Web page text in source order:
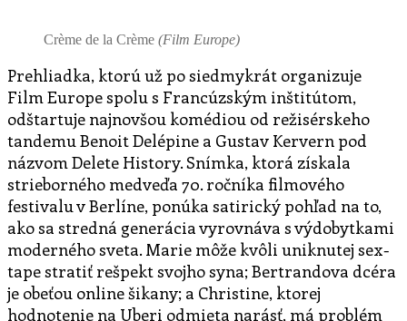
Crème de la Crème (Film Europe)
Prehliadka, ktorú už po siedmykrát organizuje
Film Europe spolu s Francúzským inštitútom,
odštartuje najnovšou komédiou od režisérskeho
tandemu Benoit Delépine a Gustav Kervern pod
názvom Delete History. Snímka, ktorá získala
strieborného medveďa 70. ročníka filmového
festivalu v Berlíne, ponúka satirický pohľad na to,
ako sa stredná generácia vyrovnáva s výdobytkami
moderného sveta. Marie môže kvôli uniknutej sex-
tape stratiť rešpekt svojho syna; Bertrandova dcéra
je obeťou online šikany; a Christine, ktorej
hodnotenie na Uberi odmieta narásť, má problém